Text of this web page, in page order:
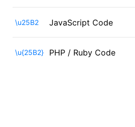
\u25B2 JavaScript Code
\u{25B2} PHP / Ruby Code